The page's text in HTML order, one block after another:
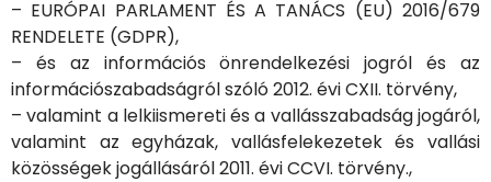
– EURÓPAI PARLAMENT ÉS A TANÁCS (EU) 2016/679
RENDELETE (GDPR),
– és az információs önrendelkezési jogról és az
információszabadságról szóló 2012. évi CXII. törvény,
– valamint a lelkiismereti és a vallásszabadság jogáról,
valamint az egyházak, vallásfelekezetek és vallási
közösségek jogállásáról 2011. évi CCVI. törvény.,